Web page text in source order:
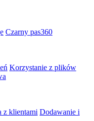
Czarny pas360
Korzystanie z plików
z klientami Dodawanie i